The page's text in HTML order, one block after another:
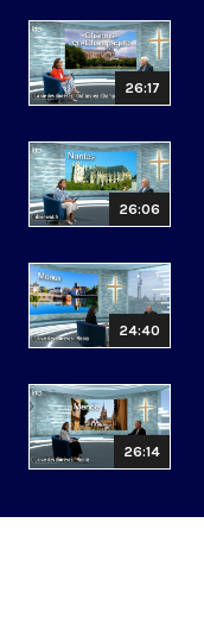
26:17
26:06
24:40
26:14